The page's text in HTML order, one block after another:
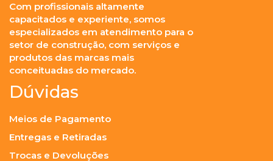
Com profissionais altamente
capacitados e experiente, somos
especializados em atendimento para o
setor de construção, com serviços e
produtos das marcas mais
conceituadas do mercado.
Dúvidas
Meios de Pagamento
Entregas e Retiradas
Trocas e Devoluções